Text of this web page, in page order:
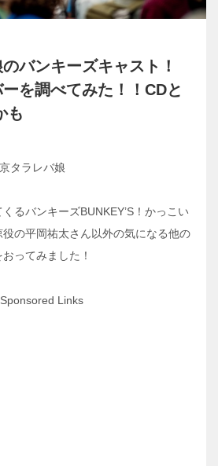
バンキーズキャスト！
を調べてみた！！CDと
も
タラレバ娘
るバンキーズBUNKEY’S！かっこい
の平岡祐太さん以外の気になる他の
ってみました！
Sponsored Links